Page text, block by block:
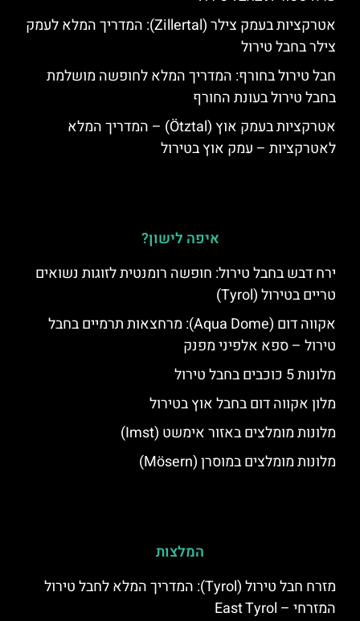
אטרקציות בעמק צילר (Zillertal): המדריך המלא לעמק
צילר בחבל טירול
חבל טירול בחורף: המדריך המלא לחופשה מושלמת
בחבל טירול בעונת החורף
אטרקציות בעמק אוץ (Ötztal) – המדריך המלא
לאטרקציות – עמק אוץ בטירול
איפה לישון?
ירח דבש בחבל טירול: חופשה רומנטית לזוגות נשואים
טריים בטירול (Tyrol)
אקווה דום (Aqua Dome): מרחצאות תרמיים בחבל
טירול – ספא אלפיני מפנק
מלונות 5 כוכבים בחבל טירול
מלון אקווה דום בחבל אוץ בטירול
מלונות מומלצים באזור אימשט (Imst)
מלונות מומלצים במוסרן (Mösern)
המלצות
מזרח חבל טירול (Tyrol): המדריך המלא לחבל טירול
המזרחי – East Tyrol